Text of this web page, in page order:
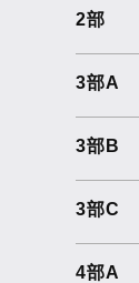
2部
3部A
3部B
3部C
4部A